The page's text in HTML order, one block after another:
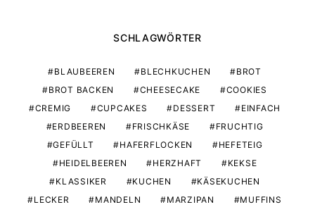
SCHLAGWÖRTER
BLAUBEEREN BLECHKUCHEN
BROT
BROT BACKEN
CHEESECAKE
COOKIES
CREMIG
CUPCAKES DESSERT
EINFACH
ERDBEEREN
FRISCHKÄSE
FRUCHTIG
GEFÜLLT
HAFERFLOCKEN
HEFETEIG
HEIDELBEEREN
HERZHAFT
KEKSE
KLASSIKER
KUCHEN
KÄSEKUCHEN
LECKER
MANDELN MARZIPAN
MUFFINS